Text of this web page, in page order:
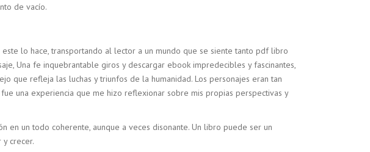
de vacío.
lo hace, transportando al lector a un mundo que se siente tanto pdf libro
Una fe inquebrantable giros y descargar ebook impredecibles y fascinantes,
que refleja las luchas y triunfos de la humanidad. Los personajes eran tan
una experiencia que me hizo reflexionar sobre mis propias perspectivas y
en un todo coherente, aunque a veces disonante. Un libro puede ser un
crecer.